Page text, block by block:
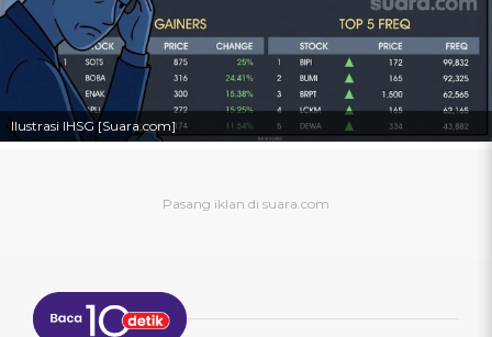
Ilustrasi IHSG [Suara.com]